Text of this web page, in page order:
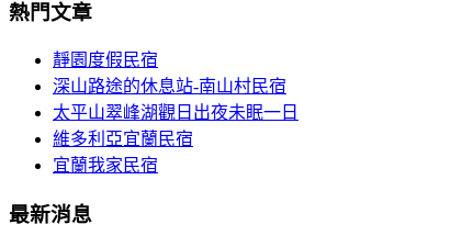
熱門文章
靜園度假民宿
深山路途的休息站-南山村民宿
太平山翠峰湖觀日出夜未眠一日
維多利亞宜蘭民宿
宜蘭我家民宿
最新消息